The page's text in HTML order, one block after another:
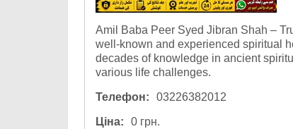
Amil Baba Peer Syed Jibran Shah –
well-known and experienced spiritual
decades of knowledge in ancient
various life challenges.
Телефон: 03226382012
Ціна: 0 грн.